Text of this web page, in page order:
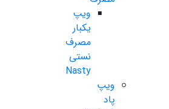
ویپ
یکبار
مصرف
نستی
Nasty
ویپ
پاد